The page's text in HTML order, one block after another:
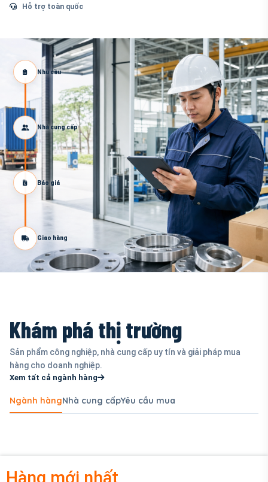
Hỗ trợ toàn quốc
Nhu cầu
Nhà cung cấp
Báo giá
Giao hàng
Khám phá thị trường
Sản phẩm công nghiệp, nhà cung cấp uy tín và giải pháp mua
hàng cho doanh nghiệp.
Xem tất cả ngành hàng
Ngành hàngNhà cung cấpYêu cầu mua
Hàng mới nhất